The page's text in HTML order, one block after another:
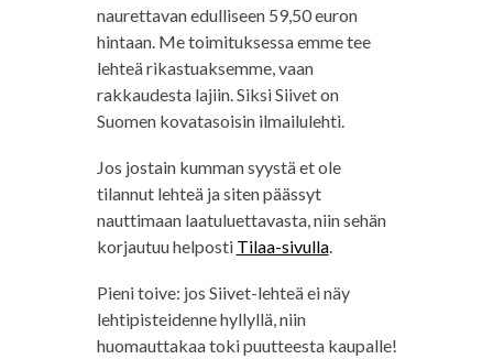
naurettavan edulliseen 59,50 euron
hintaan. Me toimituksessa emme tee
lehteä rikastuaksemme, vaan
rakkaudesta lajiin. Siksi Siivet on
Suomen kovatasoisin ilmailulehti.
Jos jostain kumman syystä et ole
tilannut lehteä ja siten päässyt
nauttimaan laatuluettavasta, niin sehän
korjautuu helposti Tilaa-sivulla.
Pieni toive: jos Siivet-lehteä ei näy
lehtipisteidenne hyllyllä, niin
huomauttakaa toki puutteesta kaupalle!